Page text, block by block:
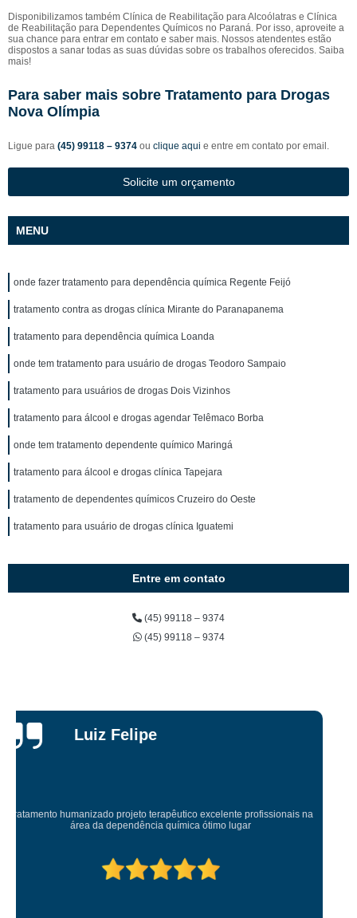
Disponibilizamos também Clínica de Reabilitação para Alcoólatras e Clínica
de Reabilitação para Dependentes Químicos no Paraná. Por isso, aproveite a
sua chance para entrar em contato e saber mais. Nossos atendentes estão
dispostos a sanar todas as suas dúvidas sobre os trabalhos oferecidos. Saiba
mais!
Para saber mais sobre Tratamento para Drogas
Nova Olímpia
Ligue para (45) 99118 – 9374 ou clique aqui e entre em contato por email.
Solicite um orçamento
MENU
onde fazer tratamento para dependência química Regente Feijó
tratamento contra as drogas clínica Mirante do Paranapanema
tratamento para dependência química Loanda
onde tem tratamento para usuário de drogas Teodoro Sampaio
tratamento para usuários de drogas Dois Vizinhos
tratamento para álcool e drogas agendar Telêmaco Borba
onde tem tratamento dependente químico Maringá
tratamento para álcool e drogas clínica Tapejara
tratamento de dependentes químicos Cruzeiro do Oeste
tratamento para usuário de drogas clínica Iguatemi
Entre em contato
(45) 99118 – 9374
(45) 99118 – 9374
Gattermann
Esse lugar salvou minha vida...me devolveu a minha sanidade...eterna
gratidao.lugar top pra quem quer mudança.equipe terapêutica super bem
preparada.tmj prover